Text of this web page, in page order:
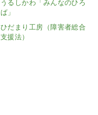
うるしかわ「みんなのひろ
ば」
ひだまり工房（障害者総合
支援法）